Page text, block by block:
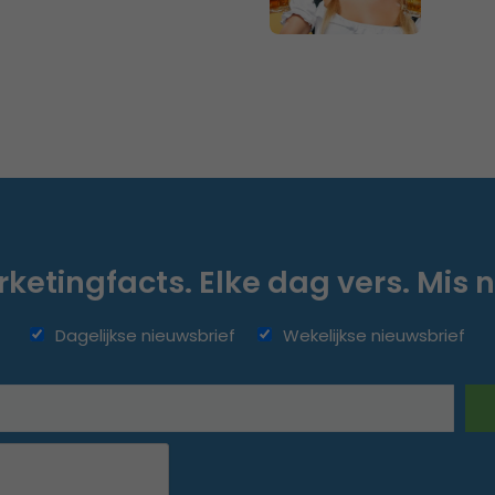
Elke dag vers. Mis
Dagelijkse nieuwsbrief Wekelijkse nieuwsbrief